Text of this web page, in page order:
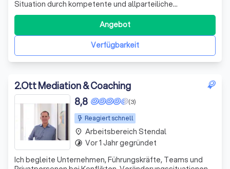
Situation durch kompetente und allparteiliche
Gesprächsführung eine Lösung für ihren Konflikt zu finden.
Dabei wollen Sie nicht die Situation durch rechtliche
Schritte verschärfen. Jedoch kann ich Ihnen und ihrem
Konfliktpartner als langjährig tätig
Verfügbarkeit
Angebot
2.Ott Mediation & Coaching
Reagiert schnell
(3)
8,8
Ich begleite Unternehmen, Führungskräfte, Teams und
place Arbeitsbereich Stendal
timelapse Vor 1 Jahr gegründet